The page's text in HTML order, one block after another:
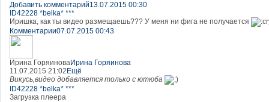
Добавить комментарий13.07.2015 00:30
ID42228 *belka* ***
Иришка, как ты видео размещаешь??? У меня ни фига не получается
Комментарии07.07.2015 00:43
Ирина ГоряиноваИрина Горяинова
11.07.2015 21:02 Ещё
Викусь,видео добавляется только с ютюба
ID42228 *belka* ***
Загрузка плеера